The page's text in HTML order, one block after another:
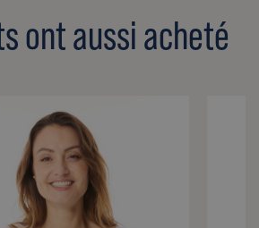
ont aussi acheté